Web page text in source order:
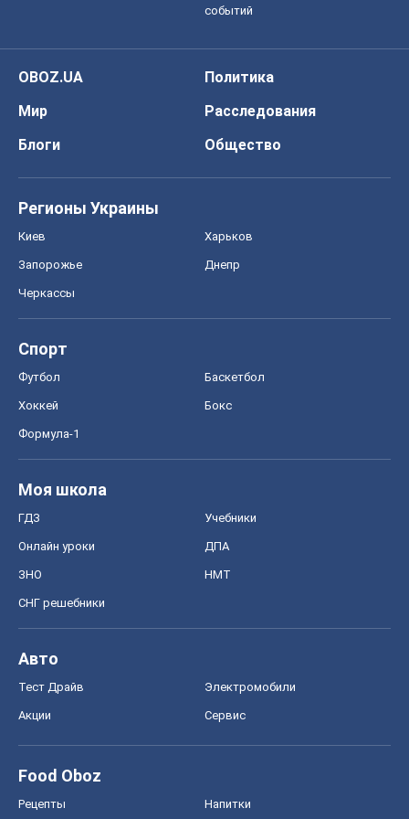
событий
OBOZ.UA
Политика
Мир
Расследования
Блоги
Общество
Регионы Украины
Киев Харьков
Запорожье Днепр
Черкассы
Спорт
Футбол Баскетбол
Хоккей Бокс
Формула-1
Моя школа
ГДЗ Учебники
Онлайн уроки ДПА
ЗНО НМТ
СНГ решебники
Авто
Тест Драйв Электромобили
Акции Сервис
Food Oboz
Рецепты Напитки